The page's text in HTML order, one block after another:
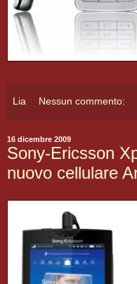
Lia Nessun commento:
16 dicembre 2009
Sony-Ericsson
nuovo cellulare